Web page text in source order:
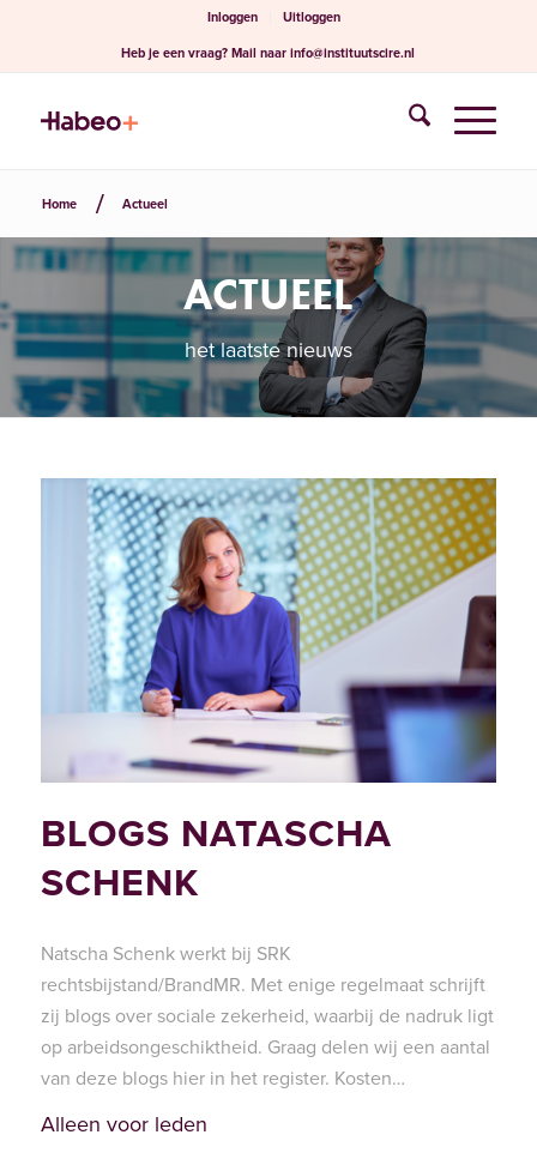
Inloggen Uitloggen
Heb je een vraag? Mail naarinfo@instituutscire.nl
Home Actueel
ACTUEEL
het laatste nieuws
BLOGS NATASCHA
SCHENK
Natscha Schenk werkt bij SRK
rechtsbijstand/BrandMR. Met enige regelmaat schrijft
zij blogs over sociale zekerheid, waarbij de nadruk ligt
op arbeidsongeschiktheid. Graag delen wij een aantal
van deze blogs hier in het register. Kosten…
Alleen voor leden